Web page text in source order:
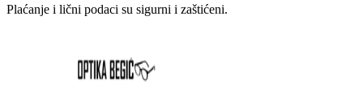
Plaćanje i lični podaci su sigurni i zaštićeni.